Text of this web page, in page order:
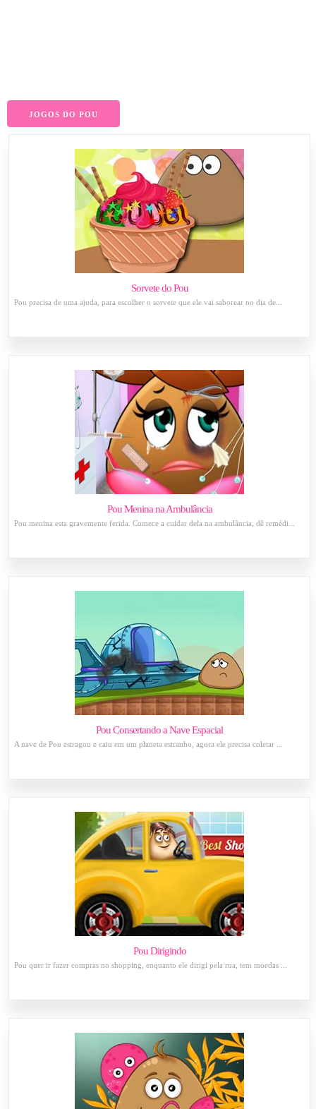
JOGOS DO POU
Sorvete do Pou
Pou precisa de uma ajuda, para escolher o sorvete que ele vai saborear no dia de...
Pou Menina na Ambulância
Pou menina esta gravemente ferida. Comece a cuidar dela na ambulância, dê remédi...
Pou Consertando a Nave Espacial
A nave de Pou estragou e caiu em um planeta estranho, agora ele precisa coletar ...
Pou Dirigindo
Pou quer ir fazer compras no shopping, enquanto ele dirigi pela rua, tem moedas ...